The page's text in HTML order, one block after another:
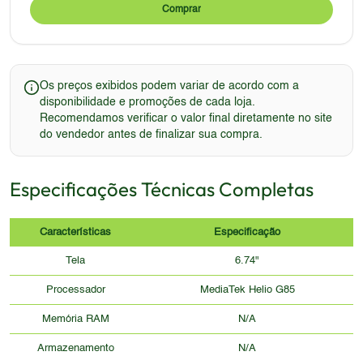
Comprar
Os preços exibidos podem variar de acordo com a
disponibilidade e promoções de cada loja.
Recomendamos verificar o valor final diretamente no site
do vendedor antes de finalizar sua compra.
Especificações Técnicas Completas
Características Especificação
Tela 6.74"
Processador MediaTek Helio G85
Memória RAM N/A
Armazenamento N/A